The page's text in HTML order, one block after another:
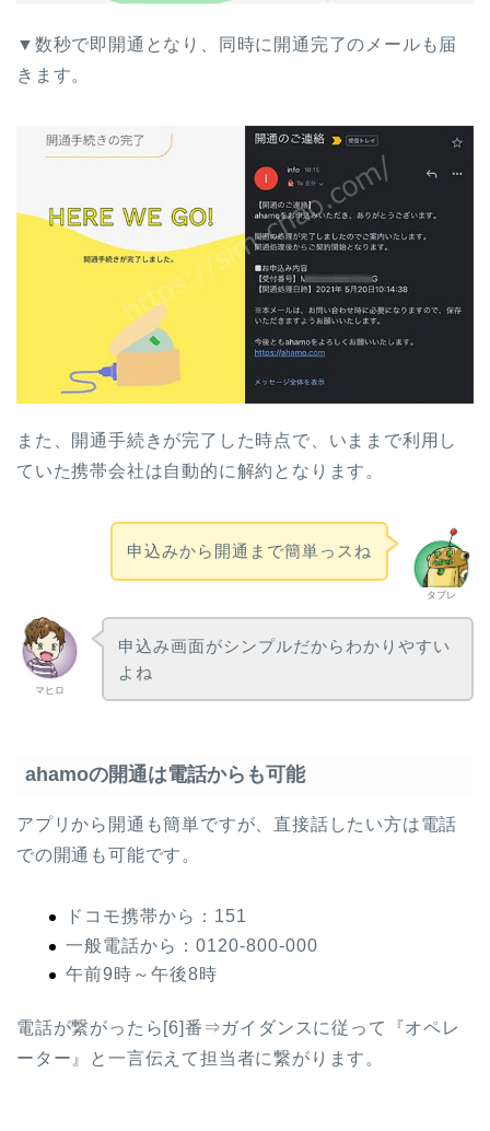
▼数秒で即開通となり、同時に開通完了のメールも届
きます。
また、開通手続きが完了した時点で、いままで利用し
ていた携帯会社は自動的に解約となります。
タブレ
申込みから開通まで簡単っスね
マヒロ
申込み画面がシンプルだからわかりやすい
よね
ahamoの開通は電話からも可能
アプリから開通も簡単ですが、直接話したい方は電話
での開通も可能です。
ドコモ携帯から：151
一般電話から：0120-800-000
午前9時～午後8時
電話が繋がったら[6]番⇒ガイダンスに従って『オペレ
ーター』と一言伝えて担当者に繋がります。